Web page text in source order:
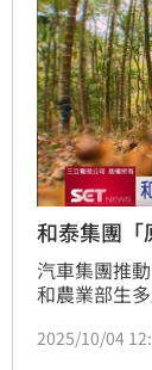
和泰集團「
汽車集團推
和農業部生
2025/10/04